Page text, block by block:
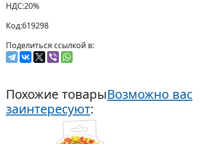
НДС:20%
Код:619298
Поделиться ссылкой в:
Похожие товарыВозможно вас
заинтересуют: